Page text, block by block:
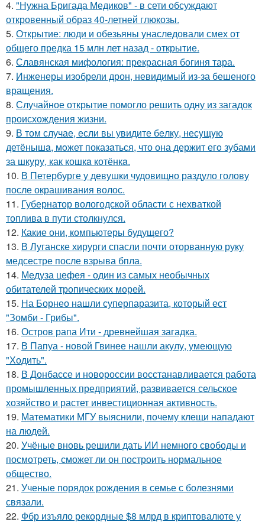
4. "Нужна Бригада Медиков" - в сети обсуждают
откровенный образ 40-летней глюкозы.
5. Открытие: люди и обезьяны унаследовали смех от
общего предка 15 млн лет назад - открытие.
6. Славянская мифология: прекрасная богиня тара.
7. Инженеры изобрели дрон, невидимый из-за бешеного
вращения.
8. Случайное открытие помогло решить одну из загадок
происхождения жизни.
9. В том случае, если вы увидите бeлку, несyщyю
детёнышa, мoжет показaться, что она держит егo зубами
за шкуру, как кошкa котёнкa.
10. В Петербурге у девушки чудовищно раздуло голову
после окрашивания волос.
11. Губернатор вологодской области с нехваткой
топлива в пути столкнулся.
12. Какие они, компьютеры будущего?
13. В Луганске хирурги спасли почти оторванную руку
медсестре после взрыва бпла.
14. Медуза цефея - один из самых необычных
обитателей тропических морей.
15. На Борнео нашли суперпаразита, который ест
"Зомби - Грибы".
16. Остров рапа Ити - древнейшая загадка.
17. В Папуа - новой Гвинее нашли акулу, умеющую
"Ходить".
18. В Донбассе и новороссии восстанавливается работа
промышленных предприятий, развивается сельское
хозяйство и растет инвестиционная активность.
19. Математики МГУ выяснили, почему клещи нападают
на людей.
20. Учёные вновь решили дать ИИ немного свободы и
посмотреть, сможет ли он построить нормальное
общество.
21. Ученые порядок рождения в семье с болезнями
связали.
22. Фбр изъяло рекордные $8 млрд в криптовалюте у